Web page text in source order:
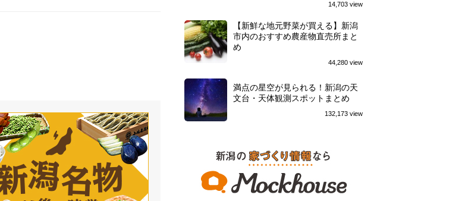
14,703 view
【新鮮な地元野菜が買える】新潟
市内のおすすめ農産物直売所まと
め
44,280 view
満点の星空が見られる！新潟の天
文台・天体観測スポットまとめ
132,173 view